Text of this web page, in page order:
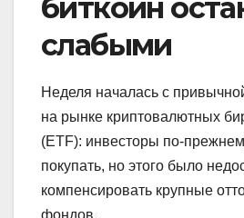
биткоин
слабыми
Неделя началась с
на рынке криптовалютных
(ETF): инвесторы по-
покупать, но этого было
компенсировать крупные